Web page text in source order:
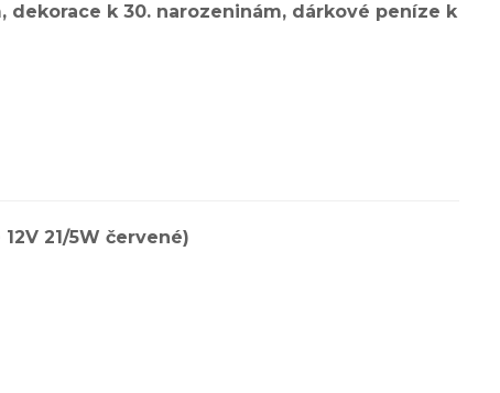
dekorace k 30. narozeninám, dárkové peníze k
21/5W červené)